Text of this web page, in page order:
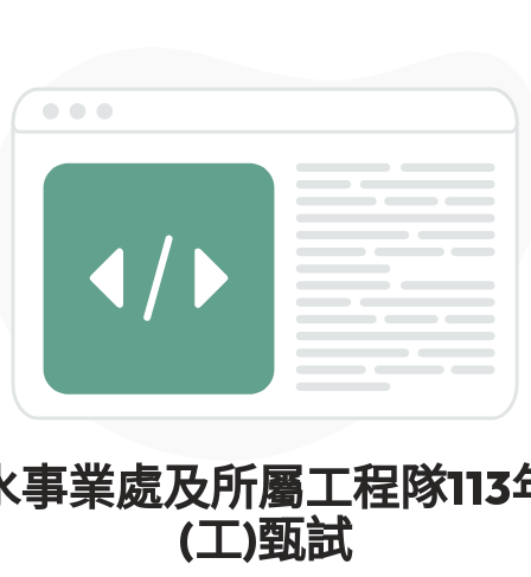
業處及所屬工程隊
(工)甄試